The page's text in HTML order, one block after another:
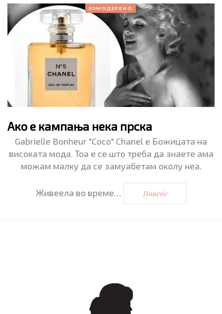
ИЗМОДЕРЕНО
Ако е кампања нека прска
Gabrielle Bonheur "Coco" Chanel е Божицата на
високата мода. Тоа е се што треба да знаете ама
можам малку да се замуабетам околу неа.
Живеела во време… Повеќе